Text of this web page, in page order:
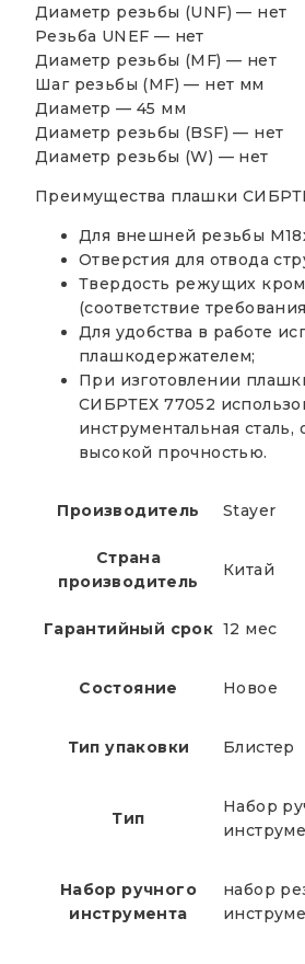
Диаметр резьбы (UNF) — нет
Резьба UNEF — нет
Диаметр резьбы (MF) — нет
Шаг резьбы (MF) — нет мм
Диаметр — 45 мм
Диаметр резьбы (BSF) — нет
Диаметр резьбы (W) — нет
Преимущества плашки
Для внешней резьбы
Отверстия для отвода
Твердость режущих
(соответствие
Для удобства в работе
плашкодержателем;
При изготовлении
СИБРТЕХ 77052
инструментальная
высокой прочностью.
Производитель Stayer
Страна
производитель
Китай
Гарантийный срок 12 мес
Состояние Новое
Тип упаковки Блистер
Тип
Набор
Набор ручного
инструмента
набор